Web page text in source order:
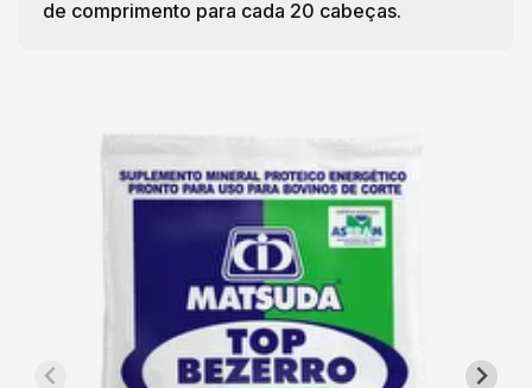
de comprimento para cada 20 cabeças.